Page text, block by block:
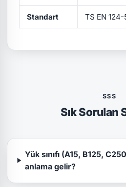
Standart TS EN 124-
SSS
Sık Sorulan
Yük sınıfı (A15, B125,
anlama gelir?